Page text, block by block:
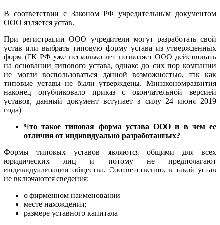
В соответствии с Законом РФ учредительным документом
ООО является устав.
При регистрации ООО учредители могут разработать свой
устав или выбрать типовую форму устава из утвержденных
форм (ГК РФ уже несколько лет позволяет ООО действовать
на основании типового устава, однако до сих пор компании
не могли воспользоваться данной возможностью, так как
типовые уставы не были утверждены. Минэкономразвития
наконец опубликовало приказ с окончательной версией
уставов, данный документ вступает в силу 24 июня 2019
года).
Что такое типовая форма устава ООО и в чем ее
отличия от индивидуально разработанных?
Формы типовых уставов являются общими для всех
юридических лиц и потому не предполагают
индивидуализации общества. Соответственно, в такой устав
не включаются сведения:
о фирменном наименовании
месте нахождения;
размере уставного капитала